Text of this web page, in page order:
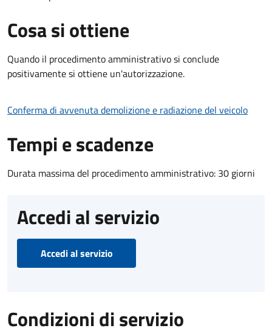
Cosa si ottiene
Quando il procedimento amministrativo si conclude
positivamente si ottiene un'autorizzazione.
Conferma di avvenuta demolizione e radiazione del veicolo
Tempi e scadenze
Durata massima del procedimento amministrativo: 30 giorni
Accedi al servizio
Accedi al servizio
Condizioni di servizio